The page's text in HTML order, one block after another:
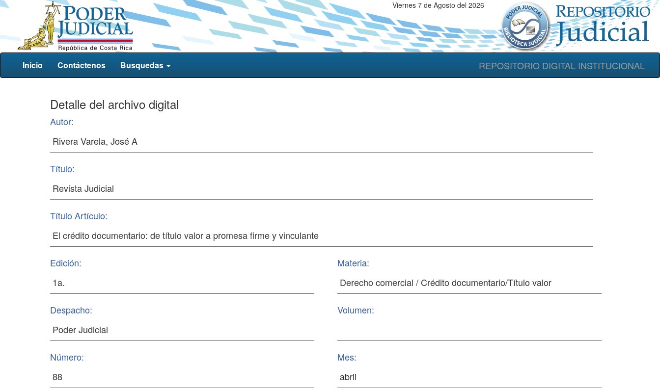
Viernes 7 de Agosto del 2026
REPOSITORIO DIGITAL INSTITUCIONAL
Inicio Contáctenos Busquedas
Detalle del archivo digital
Autor:
Título:
Título Artículo:
Edición: Materia:
Despacho: Volumen:
Número: Mes: